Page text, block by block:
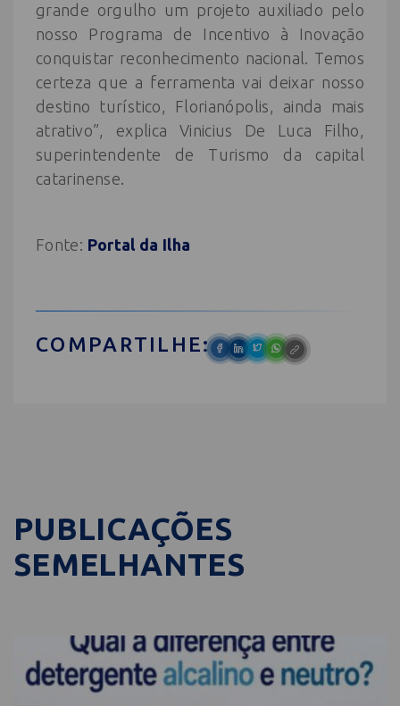
grande orgulho um projeto auxiliado pelo
nosso Programa de Incentivo à Inovação
conquistar reconhecimento nacional. Temos
certeza que a ferramenta vai deixar nosso
destino turístico, Florianópolis, ainda mais
atrativo”, explica Vinicius De Luca Filho,
superintendente de Turismo da capital
catarinense.
Fonte: Portal da Ilha
COMPARTILHE:
PUBLICAÇÕES
SEMELHANTES